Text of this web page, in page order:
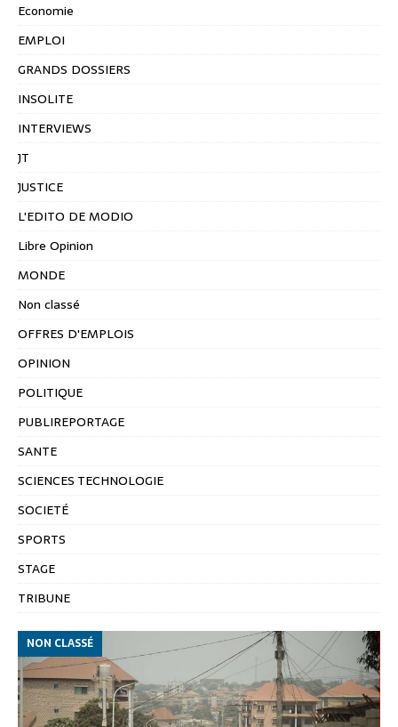
Economie
EMPLOI
GRANDS DOSSIERS
INSOLITE
INTERVIEWS
JT
JUSTICE
L'EDITO DE MODIO
Libre Opinion
MONDE
Non classé
OFFRES D'EMPLOIS
OPINION
POLITIQUE
PUBLIREPORTAGE
SANTE
SCIENCES TECHNOLOGIE
SOCIETÉ
SPORTS
STAGE
TRIBUNE
NON CLASSÉ